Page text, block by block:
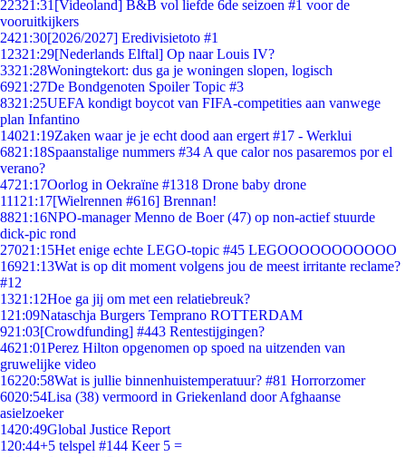
22321:31 [Videoland] B&B vol liefde 6de seizoen #1 voor de
vooruitkijkers
2421:30[2026/2027] Eredivisietoto #1
12321:29[Nederlands Elftal] Op naar Louis IV?
3321:28Woningtekort: dus ga je woningen slopen, logisch
6921:27De Bondgenoten Spoiler Topic #3
8321:25UEFA kondigt boycot van FIFA-competities aan vanwege
plan Infantino
14021:19Zaken waar je je echt dood aan ergert #17 - Werklui
6821:18Spaanstalige nummers #34 A que calor nos pasaremos por el
verano?
4721:17Oorlog in Oekraïne #1318 Drone baby drone
111 21:17[Wielrennen #616] Brennan!
8821:16NPO-manager Menno de Boer (47) op non-actief stuurde
dick-pic rond
27021:15Het enige echte LEGO-topic #45 LEGOOOOOOOOOOO
16921:13Wat is op dit moment volgens jou de meest irritante reclame?
#12
1321:12Hoe ga jij om met een relatiebreuk?
1 21:09Nataschja Burgers Temprano ROTTERDAM
921:03[Crowdfunding] #443 Rentestijgingen?
4621:01Perez Hilton opgenomen op spoed na uitzenden van
gruwelijke video
16220:58Wat is jullie binnenhuistemperatuur? #81 Horrorzomer
6020:54Lisa (38) vermoord in Griekenland door Afghaanse
asielzoeker
1420:49Global Justice Report
1 20:44+5 telspel #144 Keer 5 =